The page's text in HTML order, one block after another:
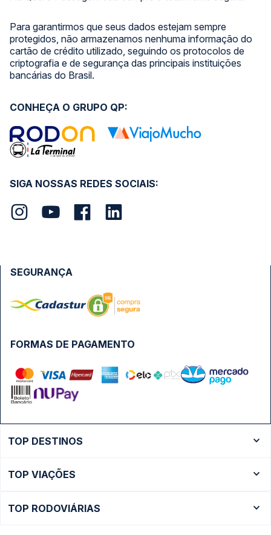
Para garantirmos que seus dados estejam sempre
protegidos, não armazenamos nenhuma informação do
cartão de crédito utilizado, seguindo os protocolos de
criptografia e de segurança das principais instituições
bancárias do Brasil.
SIGA NOSSAS REDES SOCIAIS:
CONHEÇA O GRUPO QP:
FORMAS DE PAGAMENTO
SEGURANÇA
TOP DESTINOS
Ônibus São Paulo
TOP VIAÇÕES
TOP RODOVIÁRIAS